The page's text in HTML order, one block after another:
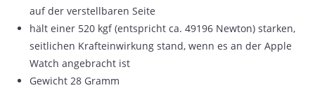
auf der verstellbaren Seite
hält einer 520 kgf (entspricht ca. 49196 Newton) starken,
seitlichen Krafteinwirkung stand, wenn es an der Apple
Watch angebracht ist
Gewicht 28 Gramm